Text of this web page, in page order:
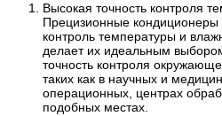
Высокая точность контроля
Прецизионные кондиционеры
контроль температуры и
делает их идеальным
точность контроля
таких как в научных и
операционных, центрах
подобных местах.